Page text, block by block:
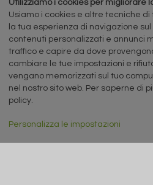
RICICLO IMBALLAGGI
A cura di Redazione Siderweb
RICREA: “Spray Sereno”
parla alla Gen Z
Utilizziamo i cookies per migliorare
Usiamo i cookies e altre tecniche
la tua esperienza di navigazione
contenuti personalizzati e annunci
traffico e capire da dove
cambiare le tue impostazioni e
vengano memorizzati sul tuo
nel nostro sito web. Per saperne di
policy.
Personalizza le impostazioni